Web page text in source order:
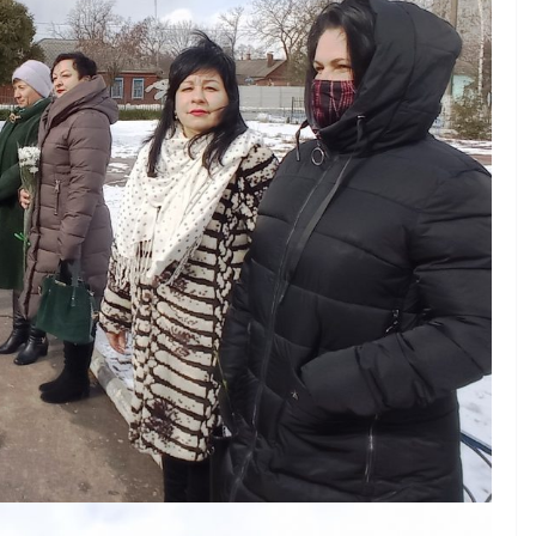
для
бізнесу
осіб з інвалідністю на
працю
07.08.2026 gormr